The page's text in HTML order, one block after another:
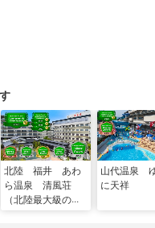
北陸 福井 あわ
ら温泉 清風荘
（北陸最大級の庭
山代温泉
に天祥